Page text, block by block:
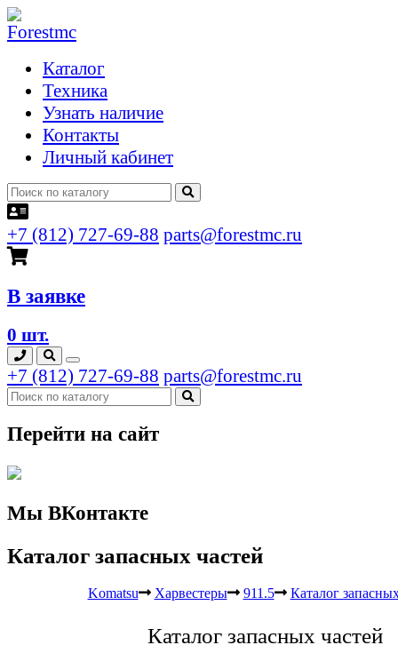
Каталог
Техника
Узнать наличие
Контакты
Личный кабинет
+7 (812) 727-69-88 parts@forestmc.ru
В заявке
0 шт.
+7 (812) 727-69-88 parts@forestmc.ru
Перейти на сайт
Мы ВКонтакте
Каталог запасных частей
Komatsu Харвестеры 911.5 Каталог
Каталог запасных частей